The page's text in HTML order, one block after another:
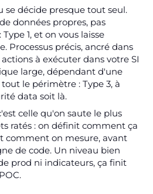
se décide presque tout seul.
données propres, pas
1, et on vous laisse
Processus précis, ancré dans
à exécuter dans votre SI
large, dépendant d'une
le périmètre : Type 3, à
data soit là.
celle qu'on saute le plus
ratés : on définit comment ça
comment on mesure, avant
de code. Un niveau bien
prod ni indicateurs, ça finit